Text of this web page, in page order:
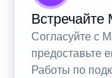
Встречайте
Согласуйте с
предоставьте
Работы по